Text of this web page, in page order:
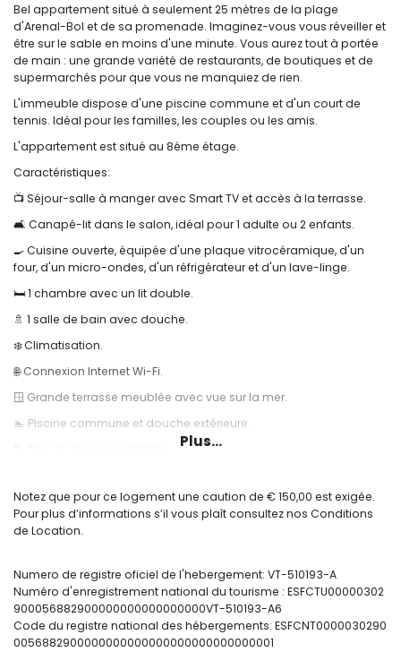
Bel appartement situé à seulement 25 mètres de la plage
d'Arenal-Bol et de sa promenade. Imaginez-vous vous réveiller et
être sur le sable en moins d'une minute. Vous aurez tout à portée
de main : une grande variété de restaurants, de boutiques et de
supermarchés pour que vous ne manquiez de rien.
L'immeuble dispose d'une piscine commune et d'un court de
tennis. Idéal pour les familles, les couples ou les amis.
L'appartement est situé au 8ème étage.
Caractéristiques:
📺 Séjour-salle à manger avec Smart TV et accès à la terrasse.
🛋️ Canapé-lit dans le salon, idéal pour 1 adulte ou 2 enfants.
🍳 Cuisine ouverte, équipée d'une plaque vitrocéramique, d'un
four, d'un micro-ondes, d'un réfrigérateur et d'un lave-linge.
🛏️ 1 chambre avec un lit double.
🚿 1 salle de bain avec douche.
❄️ Climatisation.
🌐 Connexion Internet Wi-Fi.
🪟 Grande terrasse meublée avec vue sur la mer.
🏊 Piscine commune et douche extérieure.
Informations utiles:
🚭 Il est interdit de fumer à l'intérieur du logement.
📦 Draps, serviettes et torchons de cuisine inclus.
📞 Service d'assistance téléphonique d'urgence 24h/24.
🔐 Logement officiellement enregistré.
Plus...
Notez que pour ce logement une caution de € 150,00 est exigée.
Pour plus d’informations s’il vous plaît consultez nos Conditions
de Location.
Numero de registre oficiel de l'hebergement: VT-510193-A
Numéro d'enregistrement national du tourisme : ESFCTU00000302
900056882900000000000000000VT-510193-A6
Code du registre national des hébergements: ESFCNT0000030290
0056882900000000000000000000000000001